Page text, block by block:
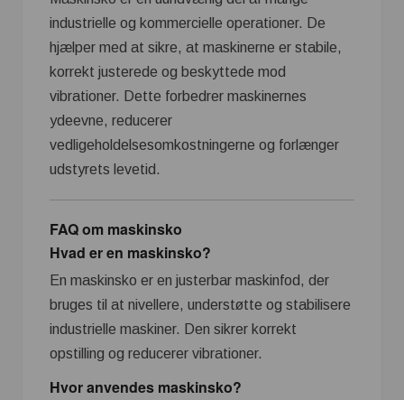
industrielle og kommercielle operationer. De
hjælper med at sikre, at maskinerne er stabile,
korrekt justerede og beskyttede mod
vibrationer. Dette forbedrer maskinernes
ydeevne, reducerer
vedligeholdelsesomkostningerne og forlænger
udstyrets levetid.
FAQ om maskinsko
Hvad er en maskinsko?
En maskinsko er en justerbar maskinfod, der
bruges til at nivellere, understøtte og stabilisere
industrielle maskiner. Den sikrer korrekt
opstilling og reducerer vibrationer.
Hvor anvendes maskinsko?